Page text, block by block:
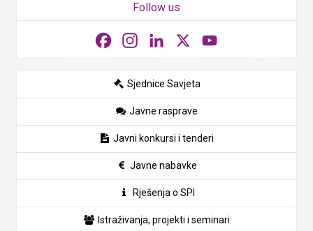
Follow us
FacebookInstagramLinkedIn
Sjednice Savjeta
Javne rasprave
Javni konkursi i tenderi
Javne nabavke
Rješenja o SPI
Istraživanja, projekti i seminari